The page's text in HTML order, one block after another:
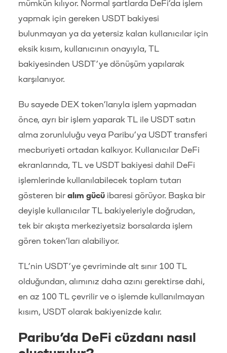
mümkün kılıyor. Normal şartlarda DeFi’da işlem
yapmak için gereken USDT bakiyesi
bulunmayan ya da yetersiz kalan kullanıcılar için
eksik kısım, kullanıcının onayıyla, TL
bakiyesinden USDT’ye dönüşüm yapılarak
karşılanıyor.
Bu sayede DEX token’larıyla işlem yapmadan
önce, ayrı bir işlem yaparak TL ile USDT satın
alma zorunluluğu veya Paribu’ya USDT transferi
mecburiyeti ortadan kalkıyor. Kullanıcılar DeFi
ekranlarında, TL ve USDT bakiyesi dahil DeFi
işlemlerinde kullanılabilecek toplam tutarı
gösteren bir alım gücü ibaresi görüyor. Başka bir
deyişle kullanıcılar TL bakiyeleriyle doğrudan,
tek bir akışta merkeziyetsiz borsalarda işlem
gören token’ları alabiliyor.
TL’nin USDT’ye çevriminde alt sınır 100 TL
olduğundan, alımınız daha azını gerektirse dahi,
en az 100 TL çevrilir ve o işlemde kullanılmayan
kısım, USDT olarak bakiyenizde kalır.
Paribu’da DeFi cüzdanı nasıl